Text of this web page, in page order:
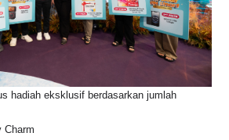
hadiah eksklusif berdasarkan jumlah
Charm